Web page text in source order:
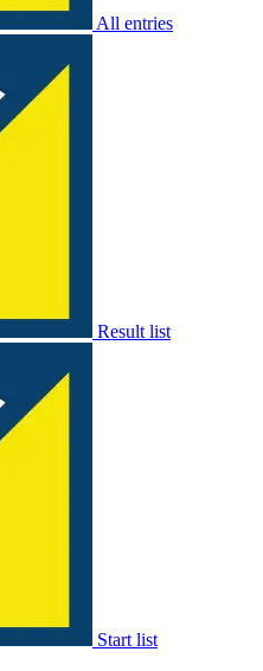
All entries
Result list
Start list